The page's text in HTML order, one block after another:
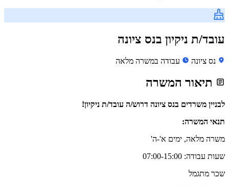
עובד/ת ניקיון בנס ציונה
נס ציונה עבודה במשרה מלאה
תיאור המשרה
לבניין משרדים בנס ציונה דרוש/ה עובד/ת ניקיון!
תנאי המשרה:
משרה מלאה, ימים א'-ה'
שעות עבודה: 07:00-15:00
שכר מתגמל